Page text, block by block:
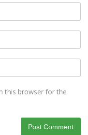
this browser for the